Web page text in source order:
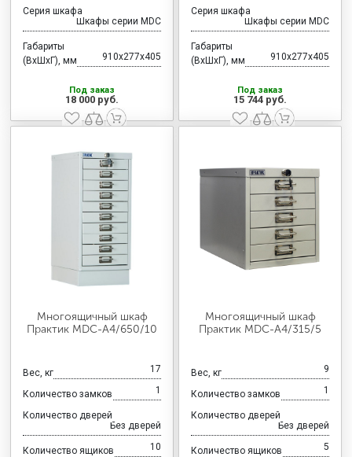
Серия шкафа
Шкафы серии MDC
Габариты
(ВхШхГ), мм
910x277x405
Под заказ
18 000 руб.
Серия шкафа
Шкафы серии MDC
Габариты
(ВхШхГ), мм
910x277x405
Под заказ
15 744 руб.
Многоящичный шкаф
Практик MDC-A4/650/10
Вес, кг 17
Количество замков 1
Количество дверей
Без дверей
Количество ящиков 10
Многоящичный шкаф
Практик MDC-A4/315/5
Вес, кг 9
Количество замков 1
Количество дверей
Без дверей
Количество ящиков 5